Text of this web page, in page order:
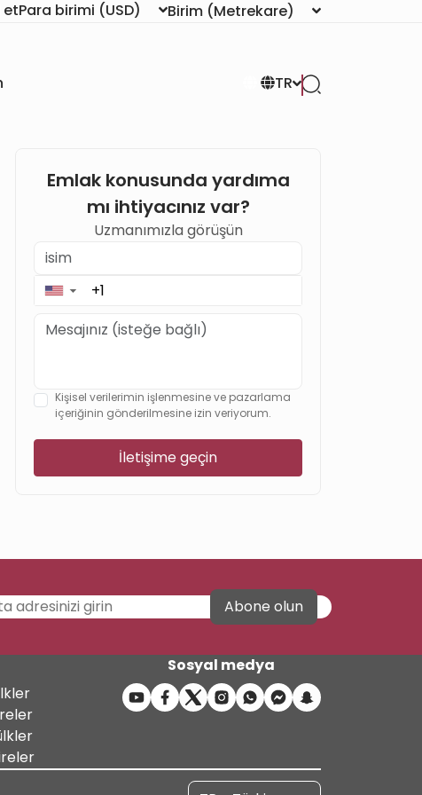
etPara birimi (USD) Birim (Metrekare)
TR
Emlak konusunda yardıma
mı ihtiyacınız var?
Uzmanımızla görüşün
▼
Kişisel verilerimin işlenmesine ve pazarlama
içeriğinin gönderilmesine izin veriyorum.
İletişime geçin
Abone olun
Sosyal medya